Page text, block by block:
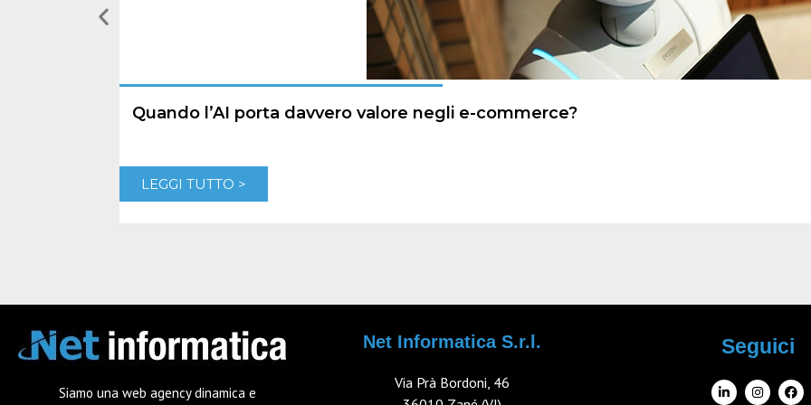
Quando l’AI porta davvero valore negli e-commerce?
LEGGI TUTTO >
Siamo una web agency dinamica e
Net Informatica S.r.l.
Via Prà Bordoni, 46
Seguici